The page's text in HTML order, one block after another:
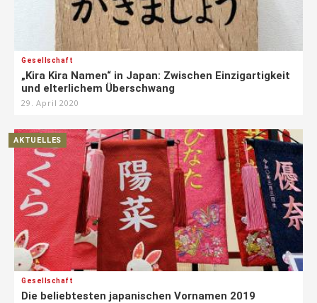
Gesellschaft
„Kira Kira Namen“ in Japan: Zwischen Einzigartigkeit
und elterlichem Überschwang
29. April 2020
AKTUELLES
Gesellschaft
Die beliebtesten japanischen Vornamen 2019